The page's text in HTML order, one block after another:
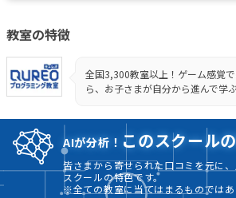
教室の特徴
全国3,300教室以上！ゲーム感覚
ら、お子さまが自分から進んで学
AIが分析！ このスクール
皆さまから寄せられた口コミを元に
スクールの特色です。
※全ての教室に当てはまるものではあ